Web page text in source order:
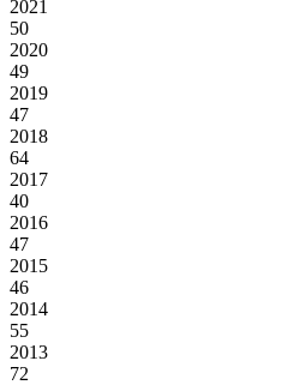
2021
50
2020
49
2019
47
2018
64
2017
40
2016
47
2015
46
2014
55
2013
72